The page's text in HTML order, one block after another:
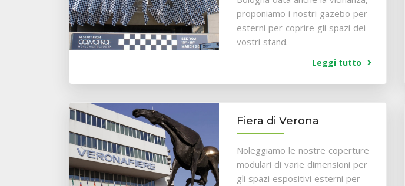
proponiamo i nostri gazebo per
esterni per coprire gli spazi dei
vostri stand.
Leggi tutto
Fiera di Verona
Noleggiamo le nostre coperture
modulari di varie dimensioni per
gli spazi espositivi esterni per